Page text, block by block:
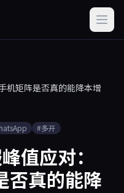
机矩阵是否真的能降本增
#多开
值应对：
否真的能降